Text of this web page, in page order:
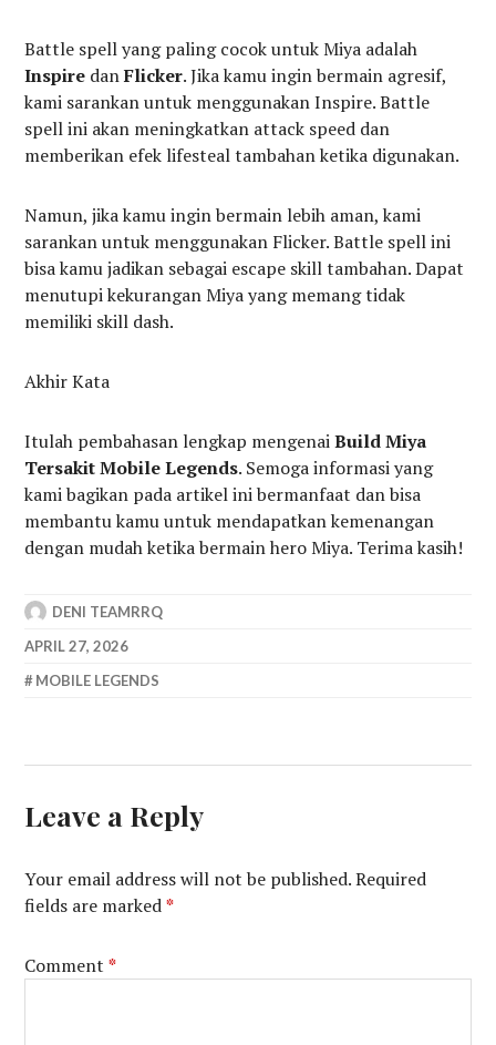
Battle spell yang paling cocok untuk Miya adalah
Inspire danFlicker. Jika kamu ingin bermain agresif,
kami sarankan untuk menggunakan Inspire. Battle
spell ini akan meningkatkan attack speed dan
memberikan efek lifesteal tambahan ketika digunakan.
Namun, jika kamu ingin bermain lebih aman, kami
sarankan untuk menggunakan Flicker. Battle spell ini
bisa kamu jadikan sebagai escape skill tambahan. Dapat
menutupi kekurangan Miya yang memang tidak
memiliki skill dash.
Akhir Kata
Itulah pembahasan lengkap mengenaiBuild Miya
Tersakit Mobile Legends. Semoga informasi yang
kami bagikan pada artikel ini bermanfaat dan bisa
membantu kamu untuk mendapatkan kemenangan
dengan mudah ketika bermain hero Miya. Terima kasih!
DENI TEAMRRQ
APRIL 27, 2026
MOBILE LEGENDS
Leave a Reply
Your email address will not be published. Required
fields are marked*
Comment*